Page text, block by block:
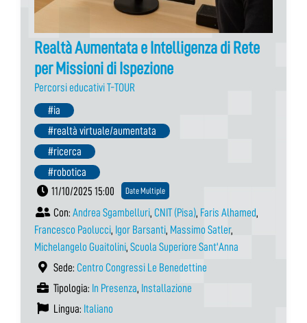
Realtà Aumentata e Intelligenza di Rete
per Missioni di Ispezione
Percorsi educativi T-TOUR
#ia
#realtà virtuale/aumentata
#ricerca
#robotica
11/10/2025 15:00
Date Multiple
Con: Andrea Sgambelluri, CNIT (Pisa), Faris Alhamed,
Francesco Paolucci, Igor Barsanti, Massimo Satler,
Michelangelo Guaitolini, Scuola Superiore Sant'Anna
Sede: Centro Congressi Le Benedettine
Tipologia: In Presenza, Installazione
Lingua: Italiano